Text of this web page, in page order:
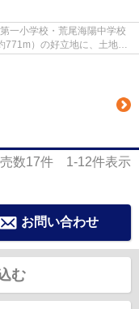
一小学校・荒尾海陽中学校
771m）の好立地に、土地面
数17件 1-12件表示
お問い合わせ
む